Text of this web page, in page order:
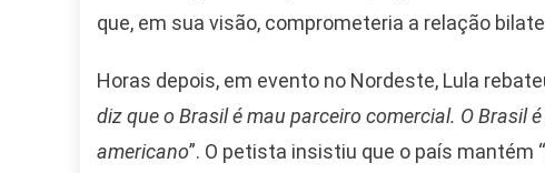
que, em sua visão, comprometeria a relação
Horas depois, em evento no Nordeste, Lula
diz que o Brasil é mau parceiro comercial. O Brasil
americano”. O petista insistiu que o país mantém